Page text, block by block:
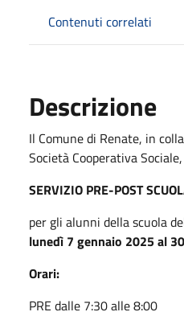
Contenuti correlati
Descrizione
Il Comune di Renate, in
Società Cooperativa
SERVIZIO PRE-POST
per gli alunni della scuola
lunedì 7 gennaio 2025 al
Orari:
PRE dalle 7:30 alle 8:00